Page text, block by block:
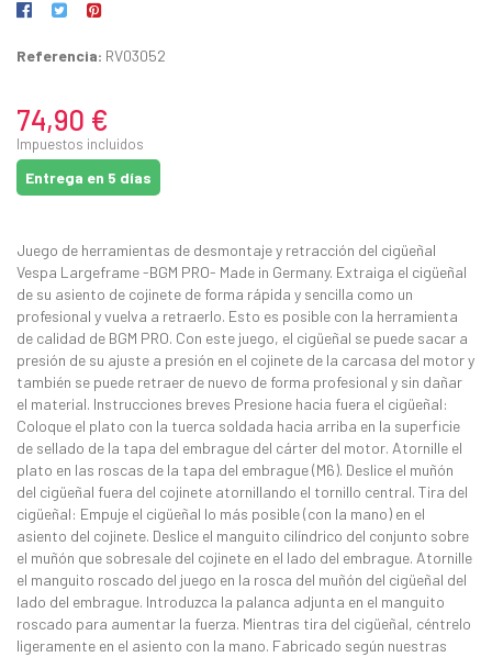
Referencia: RV03052
74,90 €
Impuestos incluidos
Entrega en 5 días
Juego de herramientas de desmontaje y retracción del cigüeñal
Vespa Largeframe -BGM PRO- Made in Germany. Extraiga el cigüeñal
de su asiento de cojinete de forma rápida y sencilla como un
profesional y vuelva a retraerlo. Esto es posible con la herramienta
de calidad de BGM PRO. Con este juego, el cigüeñal se puede sacar a
presión de su ajuste a presión en el cojinete de la carcasa del motor y
también se puede retraer de nuevo de forma profesional y sin dañar
el material. Instrucciones breves Presione hacia fuera el cigüeñal:
Coloque el plato con la tuerca soldada hacia arriba en la superficie
de sellado de la tapa del embrague del cárter del motor. Atornille el
plato en las roscas de la tapa del embrague (M6). Deslice el muñón
del cigüeñal fuera del cojinete atornillando el tornillo central. Tira del
cigüeñal: Empuje el cigüeñal lo más posible (con la mano) en el
asiento del cojinete. Deslice el manguito cilíndrico del conjunto sobre
el muñón que sobresale del cojinete en el lado del embrague. Atornille
el manguito roscado del juego en la rosca del muñón del cigüeñal del
lado del embrague. Introduzca la palanca adjunta en el manguito
roscado para aumentar la fuerza. Mientras tira del cigüeñal, céntrelo
ligeramente en el asiento con la mano. Fabricado según nuestras